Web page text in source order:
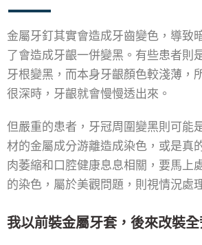
金屬牙釘其實會造成牙齒變色，導致
了會造成牙齦一併變黑。有些患者則
牙根變黑，而本身牙齦顏色較淺薄，
很深時，牙齦就會慢慢透出來。
但嚴重的患者，牙冠周圍變黑則可能
材的金屬成分游離造成染色，或是真
肉萎縮和口腔健康息息相關，要馬上
的染色，屬於美觀問題，則視情況處
我以前裝金屬牙套，後來改裝